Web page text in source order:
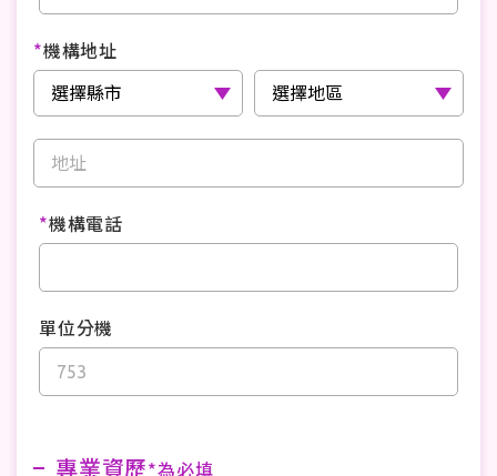
*機構地址
*機構電話
單位分機
專業資歷*為必填